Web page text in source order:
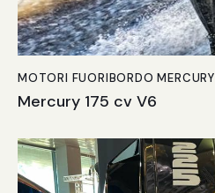
MOTORI FUORIBORDO MERCURY
Mercury 175 cv V6